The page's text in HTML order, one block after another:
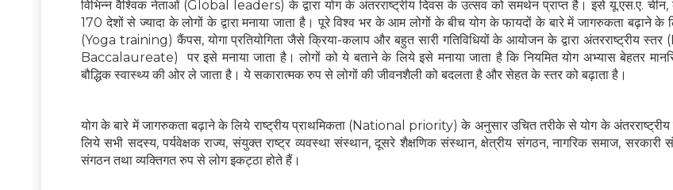
विभिन्न वैश्विक नेताओं (Global leaders) के द्वारा योग के अंतरराष्ट्रीय दिवस के उत्सव को समर्थन प्राप्त है। इसे यू.एस.ए.
170 देशों से ज्यादा के लोगों के द्वारा मनाया जाता है। पूरे विश्व भर के आम लोगों के बीच योग के फायदों के बारे में जागरुकता बढ़ाने के
(Yoga training) कैंपस, योगा प्रतियोगिता जैसे क्रिया-कलाप और बहुत सारी गतिविधियों के आयोजन के द्वारा अंतरराष्ट्रीय
Baccalaureate) पर इसे मनाया जाता है। लोगों को ये बताने के लिये इसे मनाया जाता है कि नियमित योग अभ्यास बेहतर
बौद्धिक स्वास्थ्य की ओर ले जाता है। ये सकारात्मक रुप से लोगों की जीवनशैली को बदलता है और सेहत के स्तर को बढ़ाता है।
योग के बारे में जागरुकता बढ़ाने के लिये राष्ट्रीय प्राथमिकता (National priority) के अनुसार उचित तरीके से योग के
लिये सभी सदस्य, पर्यवेक्षक राज्य, संयुक्त राष्ट्र व्यवस्था संस्थान, दूसरे शैक्षणिक संस्थान, क्षेत्रीय संगठन, नागरिक समाज, सरकारी
संगठन तथा व्यक्तिगत रुप से लोग इकट्ठा होते हैं।